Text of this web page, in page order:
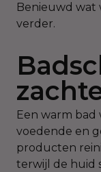
Benieuwd wat
verder.
Een warm
voedende en
producten
terwijl de huid